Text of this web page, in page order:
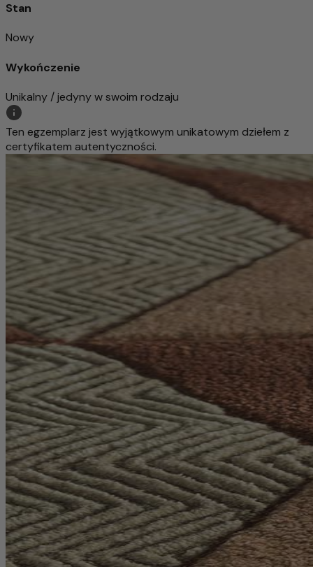
Stan
Nowy
Wykończenie
Unikalny / jedyny w swoim rodzaju
Ten egzemplarz jest wyjątkowym unikatowym dziełem z
certyfikatem autentyczności.